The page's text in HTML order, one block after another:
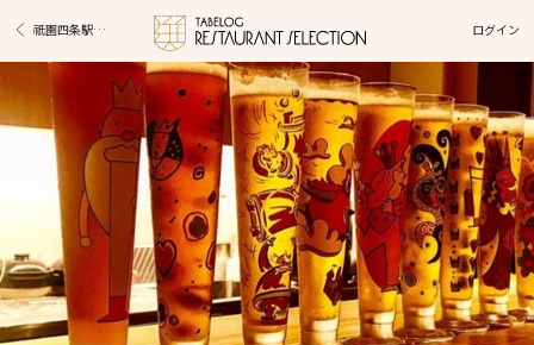
祇園四条駅グルメ ログイン